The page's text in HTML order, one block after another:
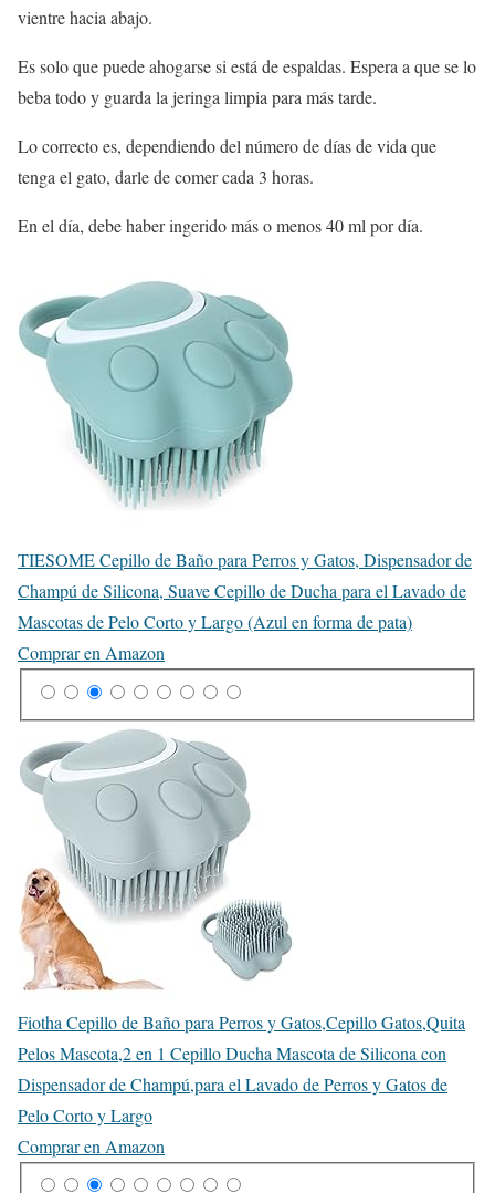
vientre hacia abajo.
Es solo que puede ahogarse si está de espaldas. Espera a que se lo
beba todo y guarda la jeringa limpia para más tarde.
Lo correcto es, dependiendo del número de días de vida que
tenga el gato, darle de comer cada 3 horas.
En el día, debe haber ingerido más o menos 40 ml por día.
TIESOME Cepillo de Baño para Perros y Gatos, Dispensador de
Champú de Silicona, Suave Cepillo de Ducha para el Lavado de
Mascotas de Pelo Corto y Largo (Azul en forma de pata)
Comprar en Amazon
Fiotha Cepillo de Baño para Perros y Gatos,Cepillo Gatos,Quita
Pelos Mascota,2 en 1 Cepillo Ducha Mascota de Silicona con
Dispensador de Champú,para el Lavado de Perros y Gatos de
Pelo Corto y Largo
Comprar en Amazon